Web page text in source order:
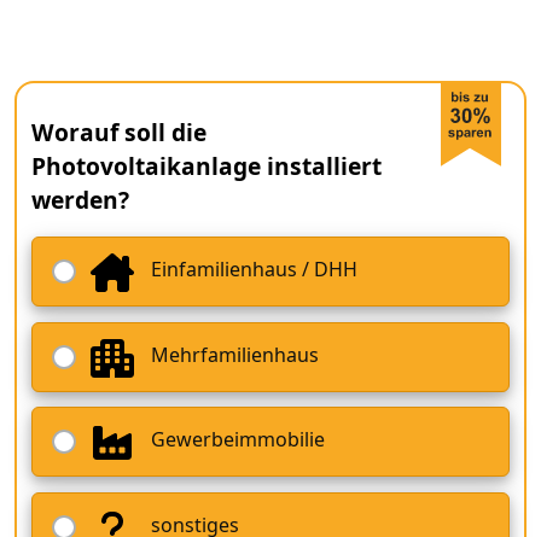
Worauf soll die
Photovoltaikanlage installiert
werden?
Einfamilienhaus / DHH
Mehrfamilienhaus
Gewerbeimmobilie
sonstiges